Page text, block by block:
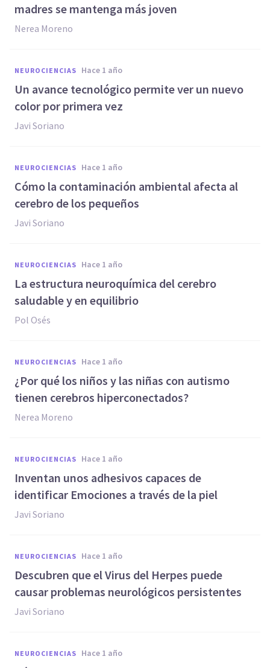
madres se mantenga más joven
Nerea Moreno
NEUROCIENCIAS hace 1 año
Un avance tecnológico permite ver un nuevo
color por primera vez
Javi Soriano
NEUROCIENCIAS hace 1 año
Cómo la contaminación ambiental afecta al
cerebro de los pequeños
Javi Soriano
NEUROCIENCIAS hace 1 año
La estructura neuroquímica del cerebro
saludable y en equilibrio
Pol Osés
NEUROCIENCIAS hace 1 año
¿Por qué los niños y las niñas con autismo
tienen cerebros hiperconectados?
Nerea Moreno
NEUROCIENCIAS hace 1 año
Inventan unos adhesivos capaces de
identificar Emociones a través de la piel
Javi Soriano
NEUROCIENCIAS hace 1 año
Descubren que el Virus del Herpes puede
causar problemas neurológicos persistentes
Javi Soriano
NEUROCIENCIAS hace 1 año